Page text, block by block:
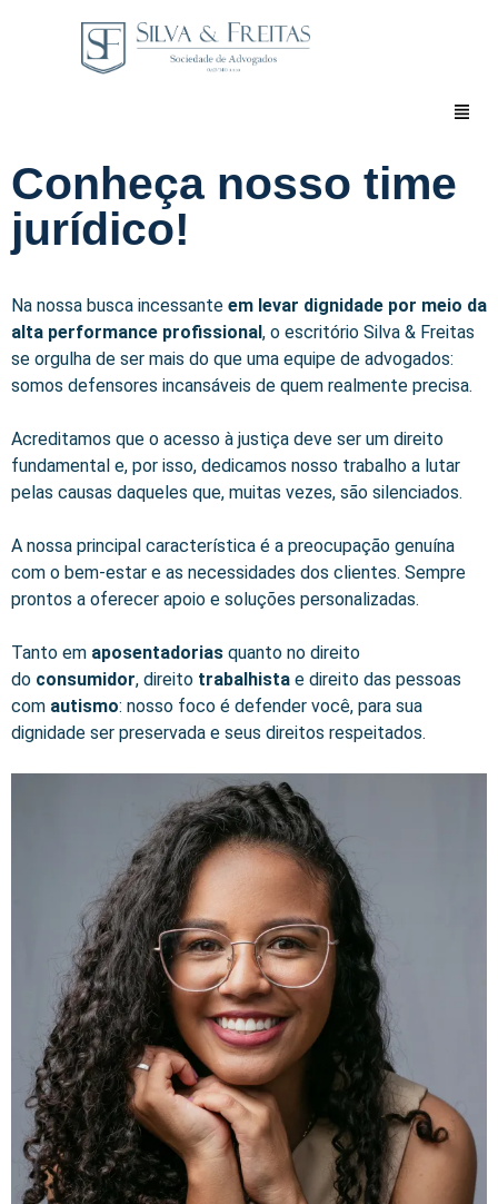
Conheça nosso time
jurídico!
Na nossa busca incessante em levar dignidade por meio da
alta performance profissional , o escritório Silva & Freitas
se orgulha de ser mais do que uma equipe de advogados:
somos defensores incansáveis de quem realmente precisa.
Acreditamos que o acesso à justiça deve ser um direito
fundamental e, por isso, dedicamos nosso trabalho a lutar
pelas causas daqueles que, muitas vezes, são silenciados.
A nossa principal característica é a preocupação genuína
com o bem-estar e as necessidades dos clientes. Sempre
prontos a oferecer apoio e soluções personalizadas.
Tanto em aposentadorias quanto no direito
do consumidor, direito trabalhista e direito das pessoas
com autismo: nosso foco é defender você, para sua
dignidade ser preservada e seus direitos respeitados.